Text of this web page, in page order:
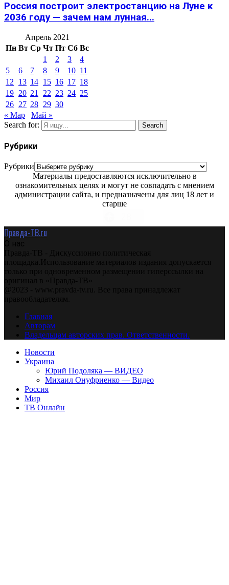
Россия построит электростанцию на Луне к
2036 году — зачем нам лунная...
Апрель 2021
Пн Вт Ср Чт Пт Сб Вс
1
2 3
4
5
6 7 8 9 10 11
12
13 14 15 16 17 18
19 20 21 22 23 24 25
26 27 28 29 30
« Мар
Май »
Search for:
Search
Рубрики
Рубрики
Материалы предоставляются исключительно в
ознакомительных целях и могут не совпадать с мнением
администрации сайта, и предназначены для лиц 18 лет и
старше
Правда-ТВ.ru
О нас
Правда-ТВ - Дискуссионно политическая
площадка.Использование материалов издания допускается
только при одновременном размещении гиперссылки на
оригинал в «Правда-ТВ»
@2023 - www.pravda-tv.ru. Все права принадлежат
правообладателям.
Главная
Авторам
Владельцам авторских прав. Ответственности.
Новости
Украина
Юрий Подоляка — ВИДЕО
Михаил Онуфриенко — Видео
Россия
Мир
ТВ Онлайн